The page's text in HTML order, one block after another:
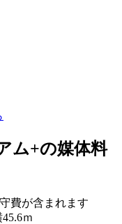
ム+の媒体料
費が含まれます
ｍ